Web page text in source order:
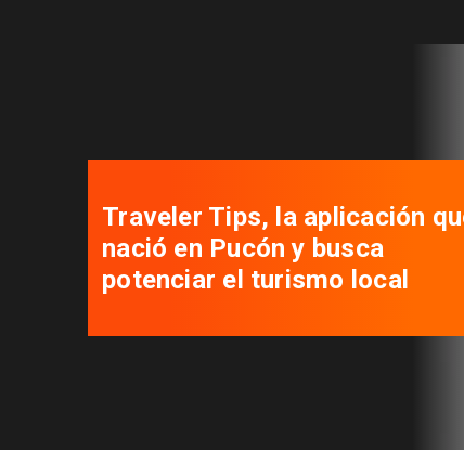
Autoridades se reúnen para
desatar nudos que tienen
paralizados los proyectos de
viviendas sociales